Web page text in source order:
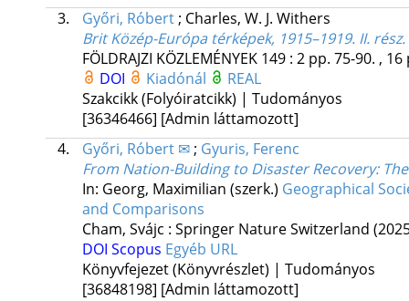
3.
Győri, Róbert; Charles, W. J. Withers
Brit Közép-Európa térképek, 1915–1919. II.
FÖLDRAJZI KÖZLEMÉNYEK 149: 2 pp. 75-90. ,
DOI
Kiadónál
REAL
Szakcikk (Folyóiratcikk) | Tudományos
[36346466] [Admin láttamozott]
4.
Győri, Róbert ✉; Gyuris, Ferenc
From Nation-Building to Disaster Recovery:
In: Georg, Maximilian (szerk.) Geographical
and Comparisons
Cham, Svájc : Springer Nature Switzerland
DOI Scopus Egyéb URL
Könyvfejezet (Könyvrészlet) | Tudományos
[36848198] [Admin láttamozott]